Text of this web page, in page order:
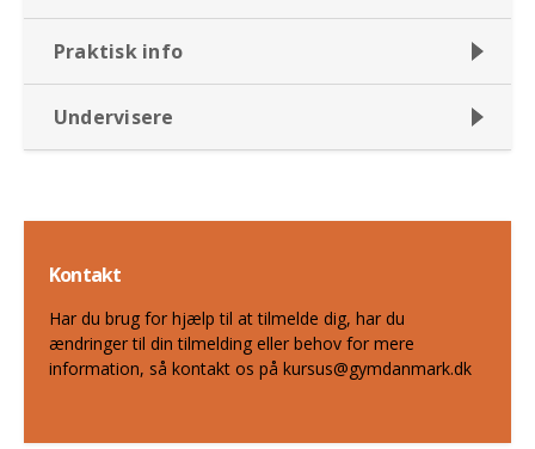
Praktisk info
Undervisere
Kontakt
Har du brug for hjælp til at tilmelde dig, har du
ændringer til din tilmelding eller behov for mere
information, så kontakt os på kursus@gymdanmark.dk